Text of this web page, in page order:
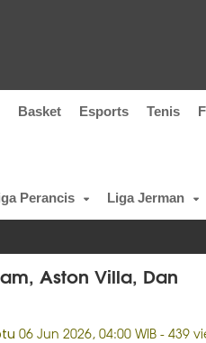
Basket Esports Tenis
Perancis Liga Jerman
Aston Villa, Dan
06 Jun 2026, 04:00 WIB- 439